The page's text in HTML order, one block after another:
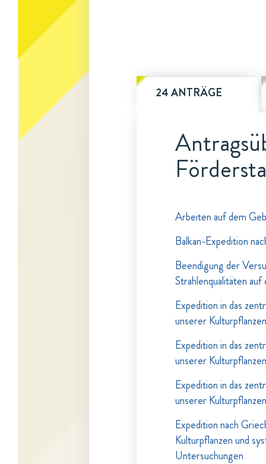
24 ANTRÄGE
Arbeiten auf dem
Balkan-Expedition
Beendigung der
Strahlenqualitäten
Expedition in das
unserer Kulturpflanzen
Expedition in das
unserer Kulturpflanzen
Expedition in das
unserer Kulturpflanzen
Expedition nach
Kulturpflanzen und
Untersuchungen